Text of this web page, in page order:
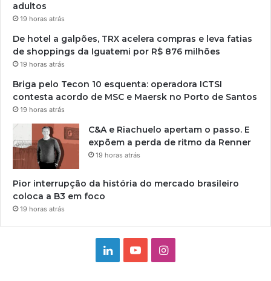
adultos
19 horas atrás
De hotel a galpões, TRX acelera compras e leva fatias
de shoppings da Iguatemi por R$ 876 milhões
19 horas atrás
Briga pelo Tecon 10 esquenta: operadora ICTSI
contesta acordo de MSC e Maersk no Porto de Santos
19 horas atrás
C&A e Riachuelo apertam o passo. E
expõem a perda de ritmo da Renner
19 horas atrás
Pior interrupção da história do mercado brasileiro
coloca a B3 em foco
19 horas atrás
LinkedinYouTubeInstagram